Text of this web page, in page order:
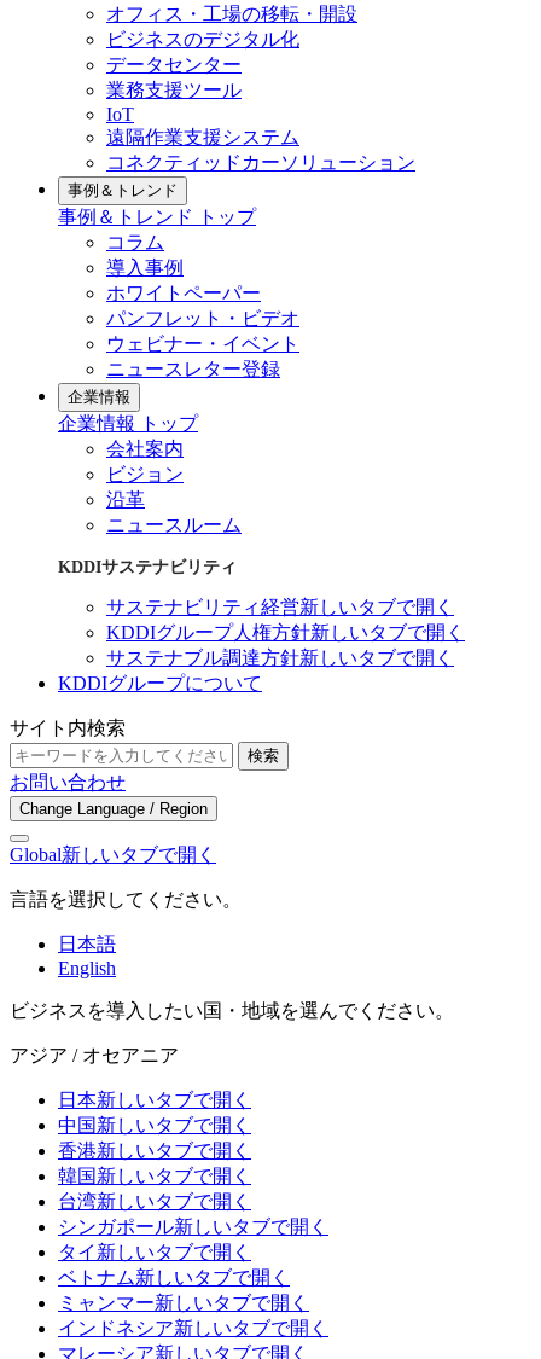
オフィス・工場の移転・開設
ビジネスのデジタル化
データセンター
業務支援ツール
IoT
遠隔作業支援システム
コネクティッドカーソリューション
事例＆トレンド
事例＆トレンド トップ
コラム
導入事例
ホワイトペーパー
パンフレット・ビデオ
ウェビナー・イベント
ニュースレター登録
企業情報
企業情報 トップ
会社案内
ビジョン
沿革
ニュースルーム
KDDIサステナビリティ
サステナビリティ経営新しいタブで開く
KDDIグループ人権方針新しいタブで開く
サステナブル調達方針新しいタブで開く
KDDIグループについて
サイト内検索
検索
お問い合わせ
Change Language / Region
Global新しいタブで開く
言語を選択してください。
日本語
English
ビジネスを導入したい国・地域を選んでください。
アジア / オセアニア
日本新しいタブで開く
中国新しいタブで開く
香港新しいタブで開く
韓国新しいタブで開く
台湾新しいタブで開く
シンガポール新しいタブで開く
タイ 新しいタブで開く
ベトナム新しいタブで開く
ミャンマー新しいタブで開く
インドネシア新しいタブで開く
マレーシア新しいタブで開く